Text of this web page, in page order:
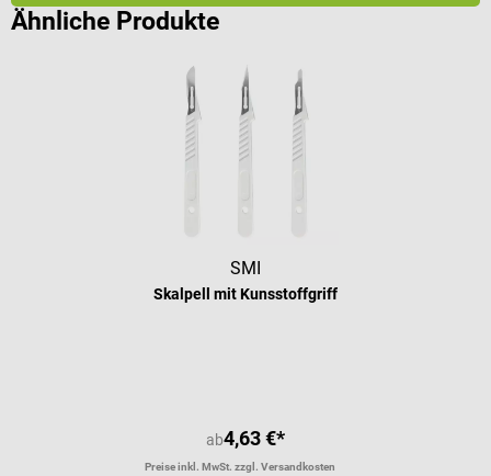
Ähnliche Produkte
SMI
Skalpell mit Kunsstoffgriff
ab4,63 €*
Preise inkl. MwSt. zzgl. Versandkosten